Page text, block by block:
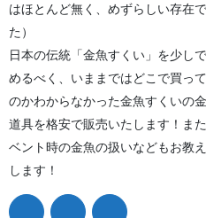
はほとんど無く、めずらしい存在
た）
日本の伝統「金魚すくい」を少し
めるべく、いままではどこで買っ
のかわからなかった金魚すくいの金
道具を格安で販売いたします！ま
ベント時の金魚の扱いなどもお教
します！